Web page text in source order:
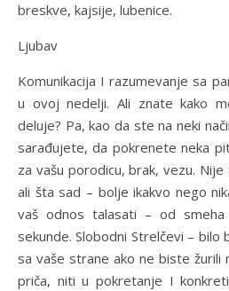
breskve, kajsije, lubenice.
Ljubav
Komunikacija I razumevanje sa
u ovoj nedelji. Ali znate kako
deluje? Pa, kao da ste na neki
sarađujete, da pokrenete neka
za vašu porodicu, brak, vezu.
ali šta sad – bolje ikakvo nego
vaš odnos talasati – od
sekunde. Slobodni Strelčevi –
sa vaše strane ako ne biste žurili
priča, niti u pokretanje I